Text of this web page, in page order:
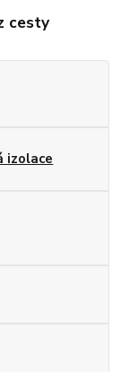
izolace